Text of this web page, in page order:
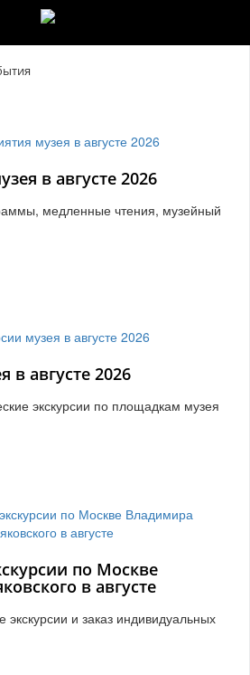
в августе 2026
медленные чтения, музейный
в августе 2026
экскурсии по площадкам музея
по Москве
в августе
и заказ индивидуальных